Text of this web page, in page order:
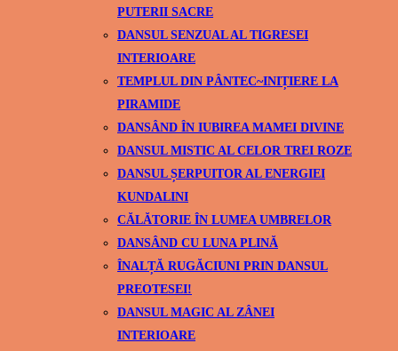
PUTERII SACRE
DANSUL SENZUAL AL TIGRESEI
INTERIOARE
TEMPLUL DIN PÂNTEC~INIȚIERE LA
PIRAMIDE
DANSÂND ÎN IUBIREA MAMEI DIVINE
DANSUL MISTIC AL CELOR TREI ROZE
DANSUL ȘERPUITOR AL ENERGIEI
KUNDALINI
CĂLĂTORIE ÎN LUMEA UMBRELOR
DANSÂND CU LUNA PLINĂ
ÎNALȚĂ RUGĂCIUNI PRIN DANSUL
PREOTESEI!
DANSUL MAGIC AL ZÂNEI
INTERIOARE